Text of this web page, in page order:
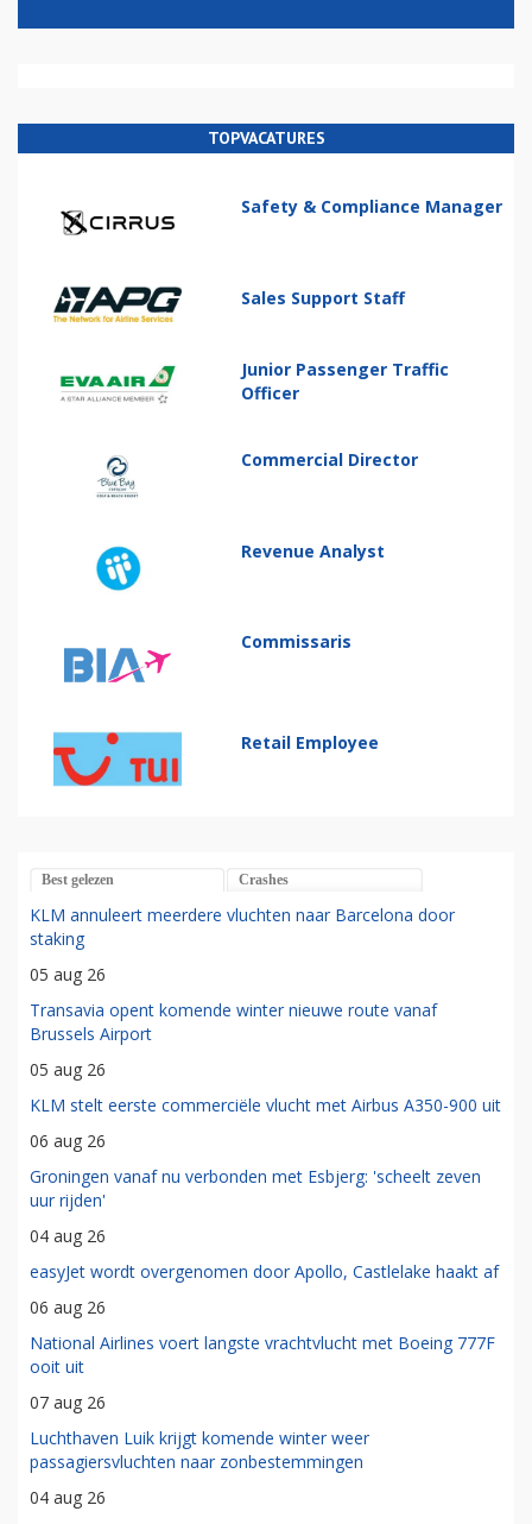
TOPVACATURES
Safety & Compliance Manager
Sales Support Staff
Junior Passenger Traffic
Officer
Commercial Director
Revenue Analyst
Commissaris
Retail Employee
Best gelezen Crashes
KLM annuleert meerdere vluchten naar Barcelona door
staking
05 aug 26
Transavia opent komende winter nieuwe route vanaf
Brussels Airport
05 aug 26
KLM stelt eerste commerciële vlucht met Airbus A350-900 uit
06 aug 26
Groningen vanaf nu verbonden met Esbjerg: 'scheelt zeven
uur rijden'
04 aug 26
easyJet wordt overgenomen door Apollo, Castlelake haakt af
06 aug 26
National Airlines voert langste vrachtvlucht met Boeing 777F
ooit uit
07 aug 26
Luchthaven Luik krijgt komende winter weer
passagiersvluchten naar zonbestemmingen
04 aug 26